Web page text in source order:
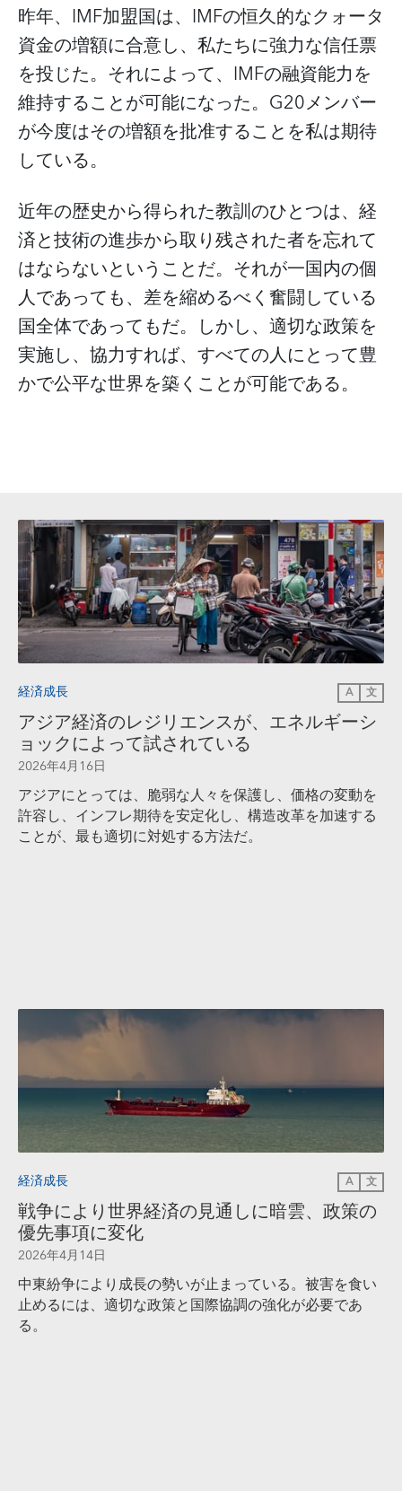
昨年、IMF加盟国は、IMFの恒久的なクォータ
資金の増額に合意し、私たちに強力な信任票
を投じた。それによって、IMFの融資能力を
維持することが可能になった。G20メンバー
が今度はその増額を批准することを私は期待
している。
近年の歴史から得られた教訓のひとつは、経
済と技術の進歩から取り残された者を忘れて
はならないということだ。それが一国内の個
人であっても、差を縮めるべく奮闘している
国全体であってもだ。しかし、適切な政策を
実施し、協力すれば、すべての人にとって豊
かで公平な世界を築くことが可能である。
経済成長 A 文
アジア経済のレジリエンスが、エネルギーシ
ョックによって試されている
2026年4月16日
アジアにとっては、脆弱な人々を保護し、価格の変動を
許容し、インフレ期待を安定化し、構造改革を加速する
ことが、最も適切に対処する方法だ。
経済成長 A 文
戦争により世界経済の見通しに暗雲、政策の
優先事項に変化
2026年4月14日
中東紛争により成長の勢いが止まっている。被害を食い
止めるには、適切な政策と国際協調の強化が必要であ
る。